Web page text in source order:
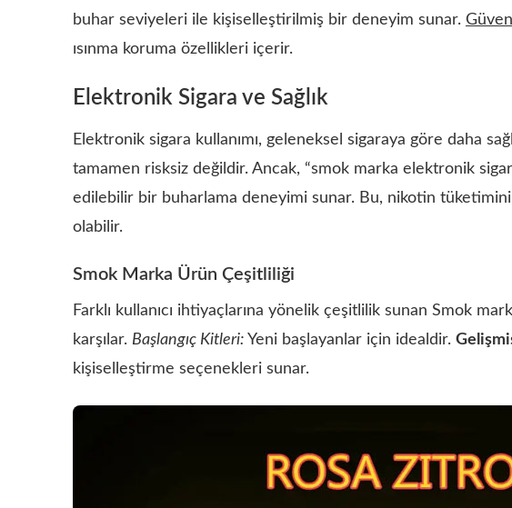
buhar seviyeleri ile kişiselleştirilmiş bir deneyim sunar.
ısınma koruma özellikleri içerir.
Elektronik Sigara ve Sağlık
Elektronik sigara kullanımı, geleneksel sigaraya göre daha
tamamen risksiz değildir. Ancak, “smok marka elektronik
edilebilir bir buharlama deneyimi sunar. Bu, nikotin
olabilir.
Smok Marka Ürün Çeşitliliği
Farklı kullanıcı ihtiyaçlarına yönelik çeşitlilik sunan Smok
karşılar. Başlangıç Kitleri: Yeni başlayanlar için idealdir.
kişiselleştirme seçenekleri sunar.